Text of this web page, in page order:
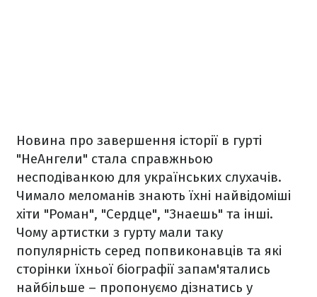
Новина про завершення історії в гурті
"НеАнгели" стала справжньою
несподіванкою для українських слухачів.
Чимало меломанів знають їхні найвідоміші
хіти "Роман", "Сердце", "Знаешь" та інші.
Чому артистки з гурту мали таку
популярність серед попвиконавців та які
сторінки їхньої біографії запам'ятались
найбільше – пропонуємо дізнатись у